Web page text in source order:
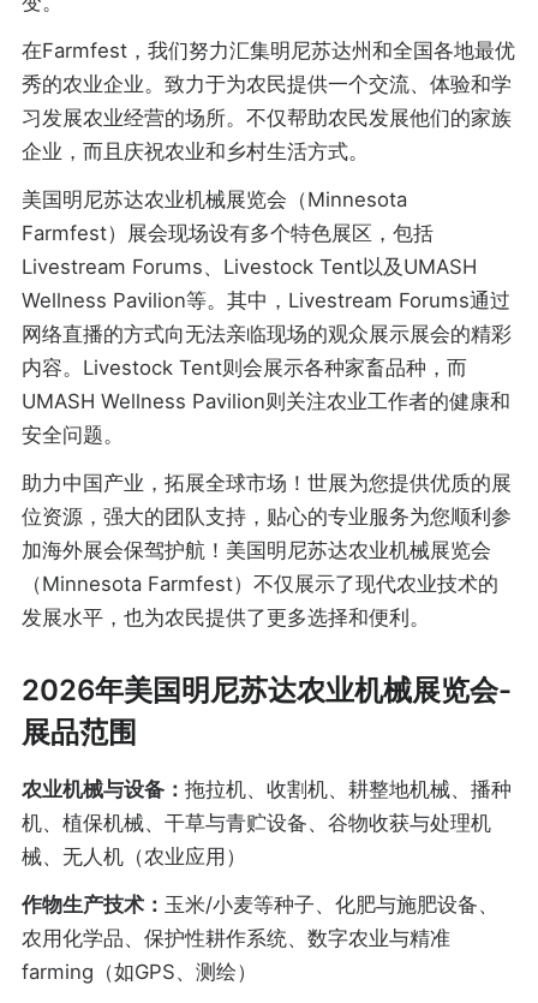
在Farmfest，我们努力汇集明尼苏达州和全国各地最优
秀的农业企业。致力于为农民提供一个交流、体验和学
习发展农业经营的场所。不仅帮助农民发展他们的家族
企业，而且庆祝农业和乡村生活方式。
美国明尼苏达农业机械展览会（Minnesota
Farmfest）展会现场设有多个特色展区，包括
Livestream Forums、Livestock Tent以及UMASH
Wellness Pavilion等。其中，Livestream Forums通过
网络直播的方式向无法亲临现场的观众展示展会的精彩
内容。Livestock Tent则会展示各种家畜品种，而
UMASH Wellness Pavilion则关注农业工作者的健康和
安全问题。
助力中国产业，拓展全球市场！世展为您提供优质的展
位资源，强大的团队支持，贴心的专业服务为您顺利参
加海外展会保驾护航！美国明尼苏达农业机械展览会
（Minnesota Farmfest）不仅展示了现代农业技术的
发展水平，也为农民提供了更多选择和便利。
2026年美国明尼苏达农业机械展览会-
展品范围
农业机械与设备： 拖拉机、收割机、耕整地机械、播种
机、植保机械、干草与青贮设备、谷物收获与处理机
械、无人机（农业应用）
作物生产技术： 玉米/小麦等种子、化肥与施肥设备、
农用化学品、保护性耕作系统、数字农业与精准
farming（如GPS、测绘）